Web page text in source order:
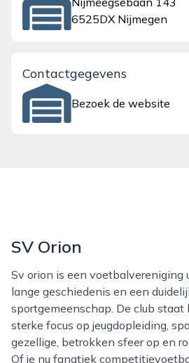
6525DX Nijmegen
Contactgegevens
Bezoek de website
SV Orion
Sv orion is een voetbalvereniging uit nijmegen met een
lange geschiedenis en een
sportgemeenschap. De club staat
sterke focus op jeugdopleiding,
gezellige, betrokken sfeer op en
Of je nu fanatiek